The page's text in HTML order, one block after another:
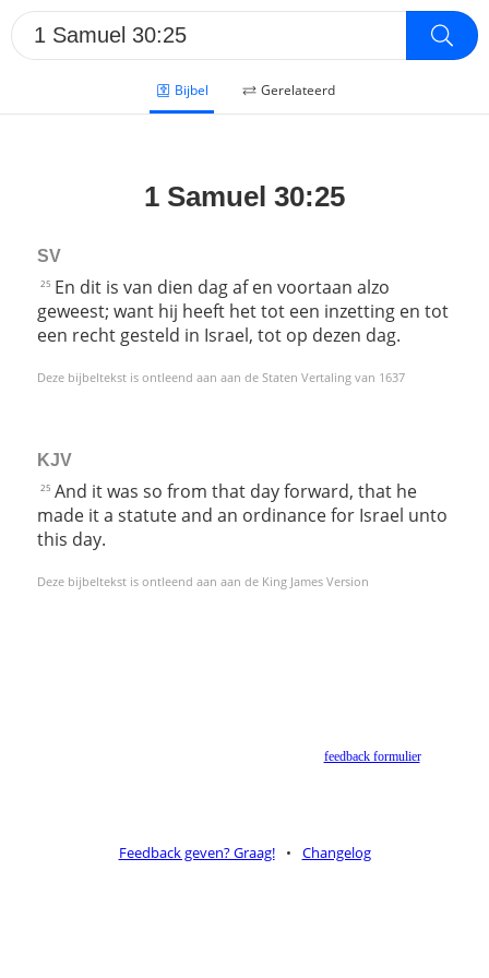
Bijbel Gerelateerd
1 Samuel 30:25
SV
25 En dit is van dien dag af en voortaan alzo
geweest; want hij heeft het tot een inzetting en tot
een recht gesteld in Israel, tot op dezen dag.
Deze bijbeltekst is ontleend aan aan de Staten Vertaling van 1637
KJV
25 And it was so from that day forward, that he
made it a statute and an ordinance for Israel unto
this day.
Deze bijbeltekst is ontleend aan aan de King James Version
feedback formulier.
Feedback geven? Graag! • Changelog